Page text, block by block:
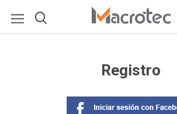
Registro